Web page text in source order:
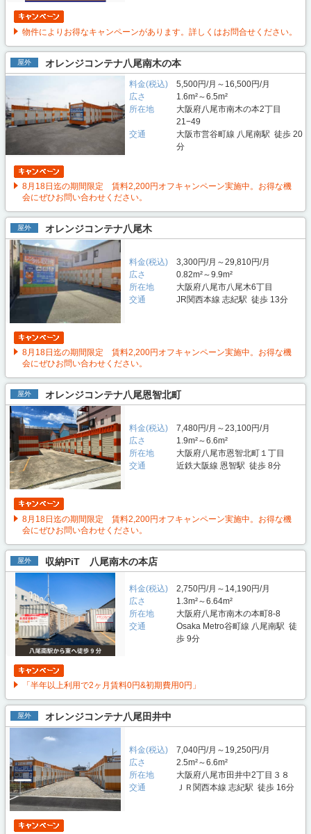
物件によりお得なキャンペーンがあります。詳しくはお問合せください。
屋外 オレンジコンテナ八尾南木の本
料金(税込)
5,500円/月～16,500円/月
広さ
1.6m²～6.5m²
所在地
大阪府八尾市南木の本2丁目
21−49
交通
大阪市営谷町線 八尾南駅 徒歩 20
分
8月18日迄の期間限定 賃料2,200円オフキャンペーン実施中。お得な機
会にぜひお問い合わせください。
屋外 オレンジコンテナ八尾木
料金(税込)
3,300円/月～29,810円/月
広さ
0.82m²～9.9m²
所在地
大阪府八尾市八尾木6丁目
交通
JR関西本線 志紀駅 徒歩 13分
8月18日迄の期間限定 賃料2,200円オフキャンペーン実施中。お得な機
会にぜひお問い合わせください。
屋外 オレンジコンテナ八尾恩智北町
料金(税込)
7,480円/月～23,100円/月
広さ
1.9m²～6.6m²
所在地
大阪府八尾市恩智北町１丁目
交通
近鉄大阪線 恩智駅 徒歩 8分
8月18日迄の期間限定 賃料2,200円オフキャンペーン実施中。お得な機
会にぜひお問い合わせください。
屋外 収納PiT 八尾南木の本店
料金(税込)
2,750円/月～14,190円/月
広さ
1.3m²～6.64m²
所在地
大阪府八尾市南木の本町8-8
交通
Osaka Metro谷町線 八尾南駅 徒
歩 9分
「半年以上利用で2ヶ月賃料0円&初期費用0円」
屋外 オレンジコンテナ八尾田井中
料金(税込)
7,040円/月～19,250円/月
広さ
2.5m²～6.6m²
所在地
大阪府八尾市田井中2丁目３８
交通
ＪＲ関西本線 志紀駅 徒歩 16分